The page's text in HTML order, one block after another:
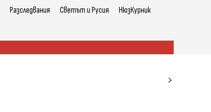
Разследвания Светът и Русия НюзКурник